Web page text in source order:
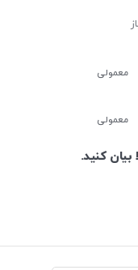
معمولی
معمولی
بیان کنید.